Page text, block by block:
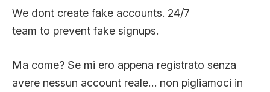
We dont create fake accounts. 24/7
team to prevent fake signups.
Ma come? Se mi ero appena registrato senza
avere nessun account reale… non pigliamoci in